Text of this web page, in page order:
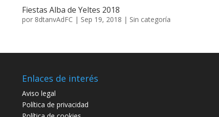
Fiestas Alba de Yeltes 2018
por 8dtanvAdFC | Sep 19, 2018 | Sin categoría
Enlaces de interés
Aviso legal
Política de privacidad